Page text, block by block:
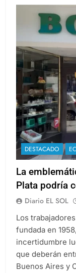
DESTACADO
La
Plata podría
Diario EL SOL
Los
fundada en
incertidumbre
que deberán
Buenos Aires y